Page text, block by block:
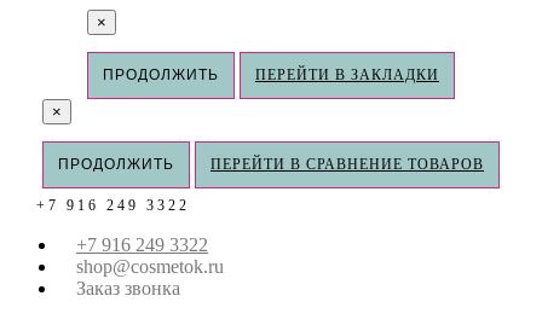
×
ПРОДОЛЖИТЬ ПЕРЕЙТИ В ЗАКЛАДКИ
×
ПРОДОЛЖИТЬ ПЕРЕЙТИ В СРАВНЕНИЕ ТОВАРОВ
+7 916 249 3322
+7 916 249 3322
shop@cosmetok.ru
Заказ звонка